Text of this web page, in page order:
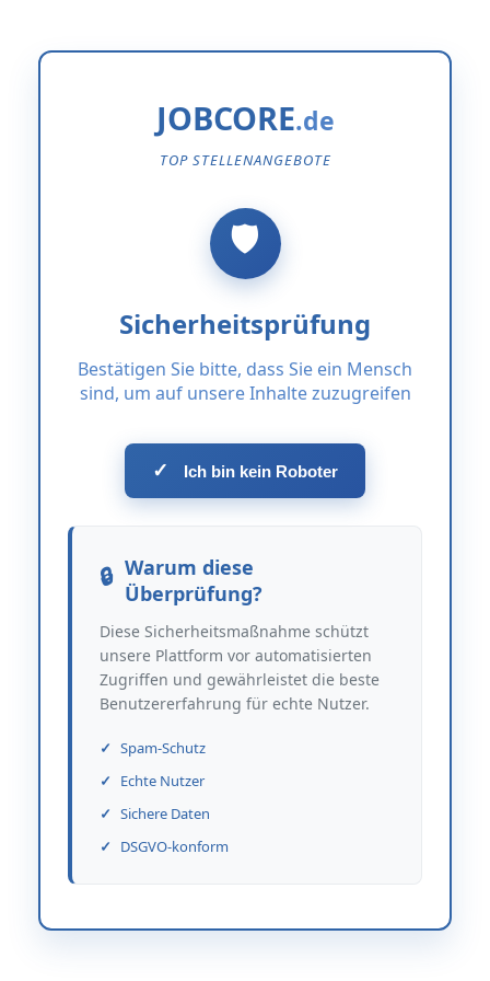
JOBCORE
TOP STELLENANGEBOTE
Sicherheitsprüfung
Bestätigen Sie bitte, dass Sie ein Mensch
sind, um auf unsere Inhalte zuzugreifen
✓ Ich bin kein Roboter
Warum diese
Überprüfung?
Diese Sicherheitsmaßnahme schützt
unsere Plattform vor automatisierten
Zugriffen und gewährleistet die beste
Benutzererfahrung für echte Nutzer.
Spam-Schutz
Echte Nutzer
Sichere Daten
DSGVO-konform